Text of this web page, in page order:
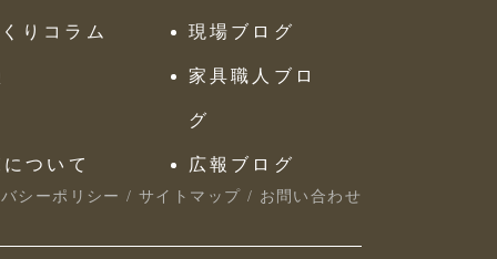
りコラム
ついて
現場ブログ
家具職人ブロ
グ
広報ブログ
シーポリシー / サイトマップ / お問い合わせ